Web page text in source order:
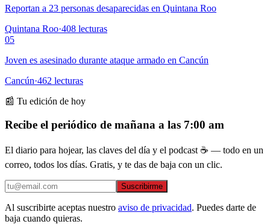
Reportan a 23 personas desaparecidas en Quintana Roo
Quintana Roo·408 lecturas
05
Joven es asesinado durante ataque armado en Cancún
Cancún·462 lecturas
📰 Tu edición de hoy
Recibe el periódico de mañana a las 7:00 am
El diario para hojear, las claves del día y el podcast ☕ — todo en un
correo, todos los días. Gratis, y te das de baja con un clic.
Suscribirme
Al suscribirte aceptas nuestro aviso de privacidad. Puedes darte de
baja cuando quieras.